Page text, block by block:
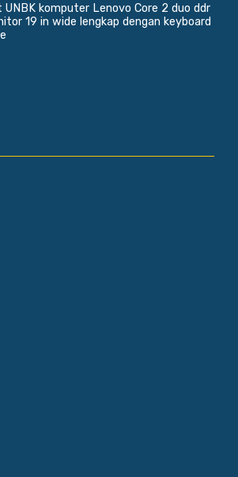
UNBK komputer Lenovo Core 2 duo ddr
19 in wide lengkap dengan keyboard